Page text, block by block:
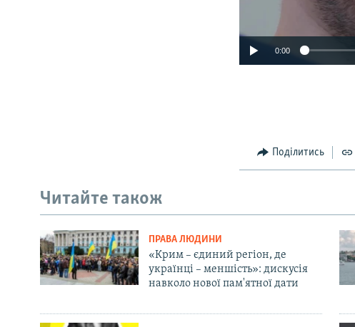
0:00
Поділитись
Читайте також
ПРАВА ЛЮДИНИ
«Крим – єдиний регіон, де
українці – меншість»: дискусія
навколо нової пам'ятної дати